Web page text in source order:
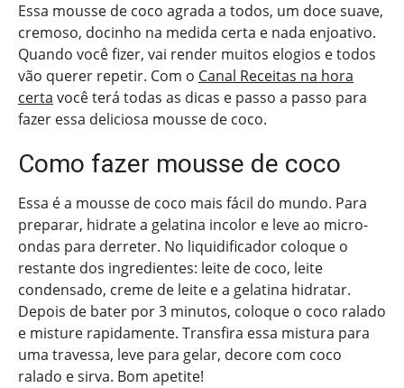
Essa mousse de coco agrada a todos, um doce suave,
cremoso, docinho na medida certa e nada enjoativo.
Quando você fizer, vai render muitos elogios e todos
vão querer repetir. Com o Canal Receitas na hora
certa você terá todas as dicas e passo a passo para
fazer essa deliciosa mousse de coco.
Como fazer mousse de coco
Essa é a mousse de coco mais fácil do mundo. Para
preparar, hidrate a gelatina incolor e leve ao micro-
ondas para derreter. No liquidificador coloque o
restante dos ingredientes: leite de coco, leite
condensado, creme de leite e a gelatina hidratar.
Depois de bater por 3 minutos, coloque o coco ralado
e misture rapidamente. Transfira essa mistura para
uma travessa, leve para gelar, decore com coco
ralado e sirva. Bom apetite!